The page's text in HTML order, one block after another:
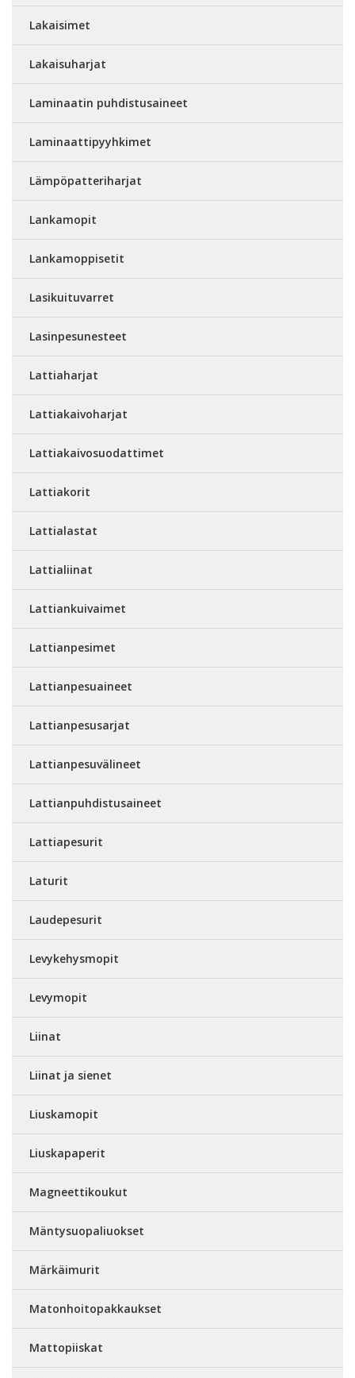
Lakaisimet
Lakaisuharjat
Laminaatin puhdistusaineet
Laminaattipyyhkimet
Lämpöpatteriharjat
Lankamopit
Lankamoppisetit
Lasikuituvarret
Lasinpesunesteet
Lattiaharjat
Lattiakaivoharjat
Lattiakaivosuodattimet
Lattiakorit
Lattialastat
Lattialiinat
Lattiankuivaimet
Lattianpesimet
Lattianpesuaineet
Lattianpesusarjat
Lattianpesuvälineet
Lattianpuhdistusaineet
Lattiapesurit
Laturit
Laudepesurit
Levykehysmopit
Levymopit
Liinat
Liinat ja sienet
Liuskamopit
Liuskapaperit
Magneettikoukut
Mäntysuopaliuokset
Märkäimurit
Matonhoitopakkaukset
Mattopiiskat